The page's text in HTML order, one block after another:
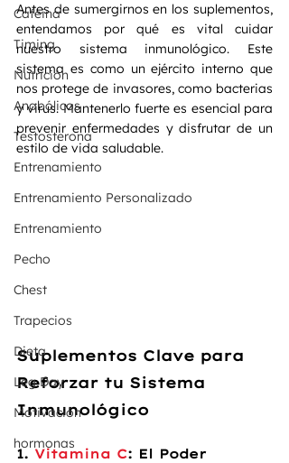
Cafeina
Timing
Nutrición
Anabólicos
Testosterona
Entrenamiento
Entrenamiento Personalizado
Entrenamiento
Pecho
Chest
Trapecios
Dieta
Leg Day
Motivación
hormonas
Antes de sumergirnos en los suplementos,
entendamos por qué es vital cuidar
nuestro sistema inmunológico. Este
sistema es como un ejército interno que
nos protege de invasores, como bacterias
y virus. Mantenerlo fuerte es esencial para
prevenir enfermedades y disfrutar de un
estilo de vida saludable.
Suplementos Clave para
Reforzar tu Sistema
Inmunológico
1. Vitamina C: El Poder